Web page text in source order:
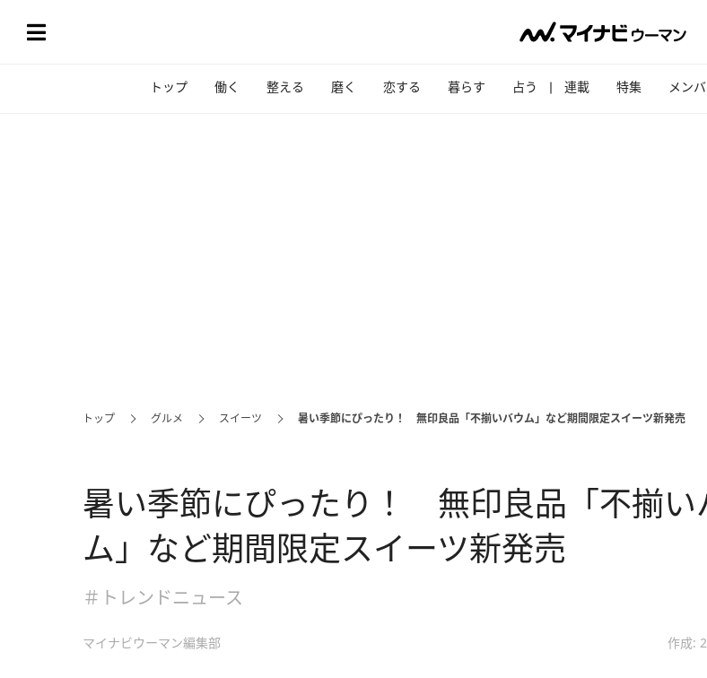
トップ 働く 整える 磨く 恋する 暮らす 占う 連載 特集 メン
トップ グルメ スイーツ 暑い季節にぴったり！ 無印良品「不揃いバウム」など期間限定スイーツ新発売
暑い季節にぴったり！ 無印良品「不揃い
ム」など期間限定スイーツ新発売
＃トレンドニュース
マイナビウーマン編集部 作成: